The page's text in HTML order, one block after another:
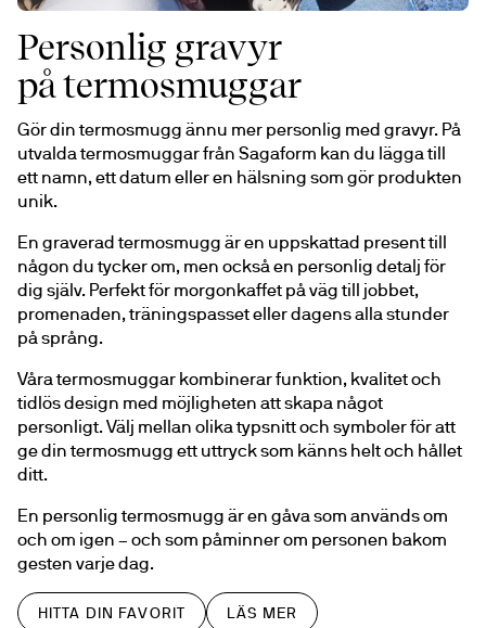
Personlig gravyr
på termosmuggar
Gör din termosmugg ännu mer personlig med gravyr. På
utvalda termosmuggar från Sagaform kan du lägga till
ett namn, ett datum eller en hälsning som gör produkten
unik.
En graverad termosmugg är en uppskattad present till
någon du tycker om, men också en personlig detalj för
dig själv. Perfekt för morgonkaffet på väg till jobbet,
promenaden, träningspasset eller dagens alla stunder
på språng.
Våra termosmuggar kombinerar funktion, kvalitet och
tidlös design med möjligheten att skapa något
personligt. Välj mellan olika typsnitt och symboler för att
ge din termosmugg ett uttryck som känns helt och hållet
ditt.
En personlig termosmugg är en gåva som används om
och om igen – och som påminner om personen bakom
gesten varje dag.
HITTA DIN FAVORIT LÄS MER